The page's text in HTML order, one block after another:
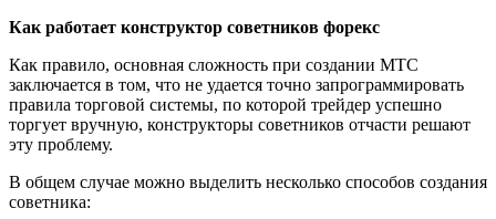
Как работает конструктор советников форекс
Как правило, основная сложность при создании МТС
заключается в том, что не удается точно запрограммировать
правила торговой системы, по которой трейдер успешно
торгует вручную, конструкторы советников отчасти решают
эту проблему.
В общем случае можно выделить несколько способов создания
советника: